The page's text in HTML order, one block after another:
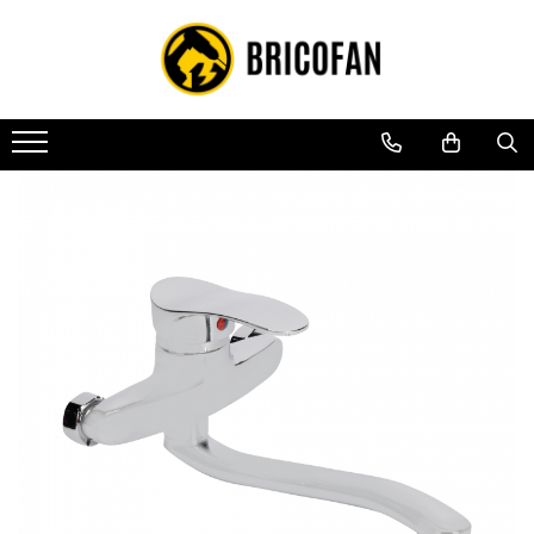
Toate Produsele
Vehicule electrice
Atv
Piese de schimb vehicule electrice
Scutere electrice
Scutere pe benzina
Tricicluri cargo fara permis